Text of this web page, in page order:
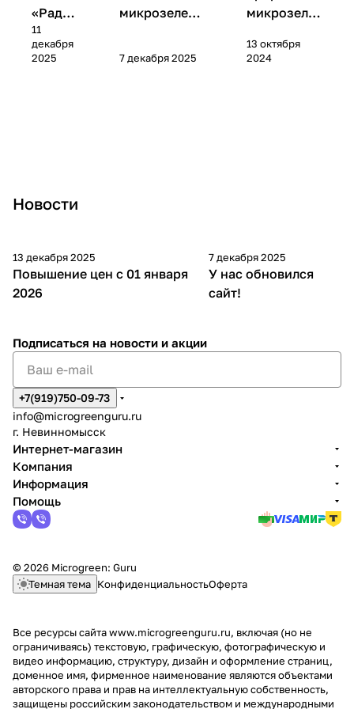
11
декабря
2025
«Радуг
а» —
микс
7 декабря 2025
микрозелени:
продукт во
всей красе
13 октября
2024
микрозеле
пошаговое
Новости
13 декабря 2025
Повышение цен с 01 января
2026
7 декабря 2025
У нас обновился
сайт!
Подписаться на новости и акции
+7(919)750-09-73
info@microgreenguru.ru
г. Невинномысск
Интернет-магазин
Компания
Информация
Помощь
© 2026 Microgreen: Guru
Темная тема КонфиденциальностьОферта
Все ресурсы сайта www.microgreenguru.ru, включая (но не
ограничиваясь) текстовую, графическую, фотографическую и
видео информацию, структуру, дизайн и оформление страниц,
доменное имя, фирменное наименование являются объектами
авторского права и прав на интеллектуальную собственность,
защищены российским законодательством и международными